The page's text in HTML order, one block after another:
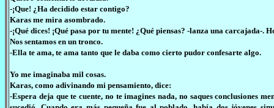
-¡Que! ¿Ha decidido estar contigo?
Karas me mira asombrado.
-¡Qué dices! ¡Qué pasa por tu mente! ¿Qué piensas? -lanza una carcajada-.
Nos sentamos en un tronco.
-Ella te ama, te ama tanto que le daba como cierto pudor confesarte algo.
Yo me imaginaba mil cosas.
Karas, como adivinando mi pensamiento, dice:
-Espera deja que te cuente, no te imagines nada, no saques conclusiones